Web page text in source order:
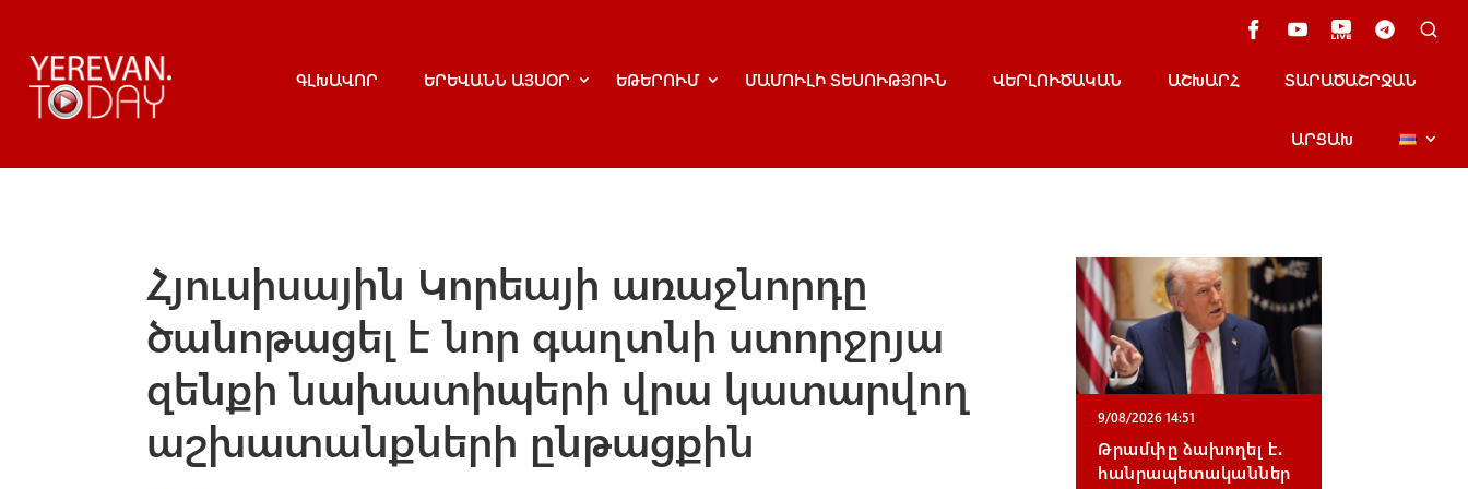
ԳԼԽԱՎՈՐ ԵՐԵՎԱՆՆ ԱՅՍՕՐ ԵԹԵՐՈՒՄ ՄԱՄՈՒԼԻ ՏԵՍՈՒԹՅՈՒՆ ՎԵՐԼՈՒԾԱԿԱՆ ԱՇԽԱՐՀ ՏԱՐԱԾԱՇՐՋԱՆ
ԱՐՑԱԽ
Հյուսիսային Կորեայի առաջնորդը
ծանոթացել է նոր գաղտնի ստորջրյա
զենքի նախատիպերի վրա կատարվող
աշխատանքների ընթացքին
9/08/2026 14:51
Թրամփը ձախողել է․
հանրապետականներ